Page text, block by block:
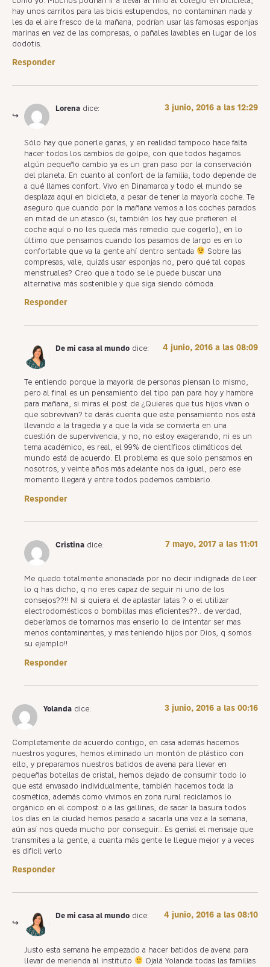
hay unos carritos para las bicis estupendos, no contaminan nada y
les da el aire fresco de la mañana, podrían usar las famosas esponjas
marinas en vez de las compresas, o pañales lavables en lugar de los
dodotis.
Responder
Lorena dice: 3 junio, 2016 a las 12:29
Sólo hay que ponerle ganas, y en realidad tampoco hace falta
hacer todos los cambios de golpe, con que todos hagamos
algún pequeño cambio ya es un gran paso por la conservación
del planeta. En cuanto al confort de la familia, todo depende de
a qué llames confort. Vivo en Dinamarca y todo el mundo se
desplaza aquí en bicicleta, a pesar de tener la mayoría coche. Te
aseguro que cuando por la mañana vemos a los coches parados
en mitad de un atasco (si, también los hay que prefieren el
coche aquí o no les queda más remedio que cogerlo), en lo
último que pensamos cuando los pasamos de largo es en lo
confortable que va la gente ahí dentro sentada
Sobre las
compresas, vale, quizás usar esponjas no, pero qué tal copas
menstruales? Creo que a todo se le puede buscar una
alternativa más sostenible y que siga siendo cómoda.
Responder
De mi casa al mundo dice: 4 junio, 2016 a las 08:09
Te entiendo porque la mayoría de personas piensan lo mismo,
pero al final es un pensamiento del tipo pan para hoy y hambre
para mañana, si miras el post de ¿Quieres que tus hijos vivan o
que sobrevivan? te darás cuenta que este pensamiento nos está
llevando a la tragedia y a que la vida se convierta en una
cuestión de supervivencia, y no, no estoy exagerando, ni es un
tema académico, es real, el 99% de científicos climáticos del
mundo está de acuerdo. El problema es que solo pensamos en
nosotros, y veinte años más adelante nos da igual, pero ese
momento llegará y entre todos podemos cambiarlo.
Responder
Cristina dice: 7 mayo, 2017 a las 11:01
Me quedo totalmente anonadada por no decir indignada de leer
lo q has dicho, q no eres capaz de seguir ni uno de los
consejos??!! NI si quiera el de aplastar latas ? o el utilizar
electrodomésticos o bombillas mas eficientes??.. de verdad,
deberíamos de tomarnos mas enserio lo de intentar ser mas
menos contaminantes, y mas teniendo hijos por Dios, q somos
su ejemplo!!
Responder
Yolanda dice: 3 junio, 2016 a las 00:16
Completamente de acuerdo contigo, en casa además hacemos
nuestros yogures, hemos eliminado un montón de plástico con
ello, y preparamos nuestros batidos de avena para llevar en
pequeñas botellas de cristal, hemos dejado de consumir todo lo
que está envasado individualmente, también hacemos toda la
cosmética, además como vivimos en zona rural reciclamos lo
orgánico en el compost o a las gallinas, de sacar la basura todos
los días en la ciudad hemos pasado a sacarla una vez a la semana,
aún así nos queda mucho por conseguir… Es genial el mensaje que
transmites a la gente, a cuanta más gente le llegue mejor y a veces
es difícil verlo
Responder
De mi casa al mundo dice: 4 junio, 2016 a las 08:10
Justo esta semana he empezado a hacer batidos de avena para
llevar de merienda al instituto
Ojalá Yolanda todas las familias